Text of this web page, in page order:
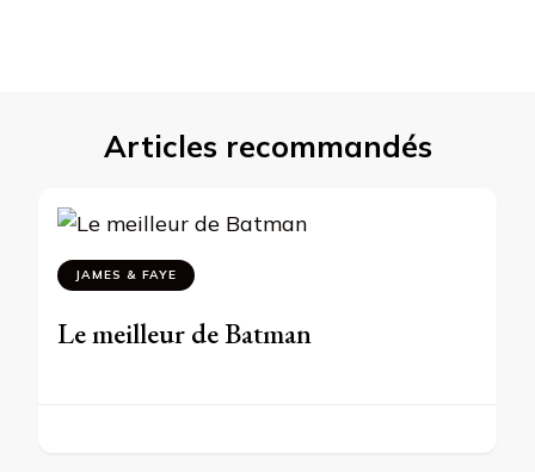
Articles recommandés
JAMES & FAYE
Le meilleur de Batman